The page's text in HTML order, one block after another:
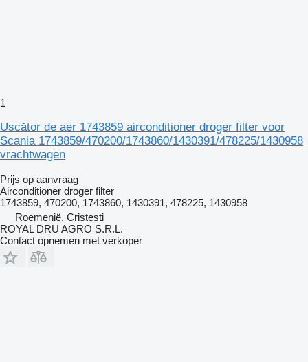
1
Uscător de aer 1743859 airconditioner droger filter voor
Scania 1743859/470200/1743860/1430391/478225/1430958
vrachtwagen
Prijs op aanvraag
Airconditioner droger filter
1743859, 470200, 1743860, 1430391, 478225, 1430958
Roemenië, Cristesti
ROYAL DRU AGRO S.R.L.
Contact opnemen met verkoper